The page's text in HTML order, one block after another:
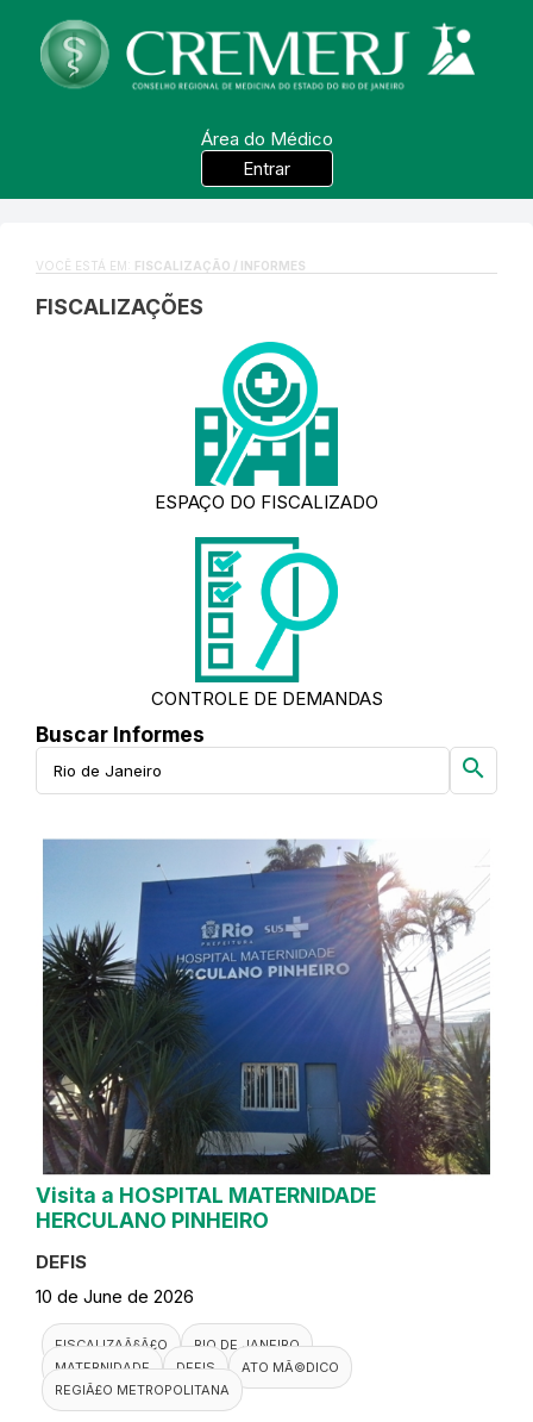
Área do Médico
Entrar
VOCÊ ESTÁ EM: FISCALIZAÇÃO / INFORMES
FISCALIZAÇÕES
ESPAÇO DO FISCALIZADO
CONTROLE DE DEMANDAS
Buscar Informes
search
Visita a HOSPITAL MATERNIDADE
HERCULANO PINHEIRO
DEFIS
10 de June de 2026
FISCALIZAÃ§Ã£O
RIO DE JANEIRO
MATERNIDADE
DEFIS
ATO MÃ©DICO
REGIÃ£O METROPOLITANA